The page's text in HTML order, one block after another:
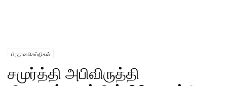
பிரதானசெய்திகள்
சமுர்த்தி அபிவிருத்தி